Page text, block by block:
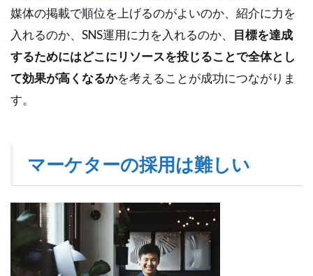
媒体の掲載で順位を上げるのがよいのか、紹介に力を
入れるのか、SNS運用に力を入れるのか、 目標を達成
するためにはどこにリソースを投じることで全体とし
て効果が高くなるかを考えることが成功につながりま
す。
マーケターの採用は難しい